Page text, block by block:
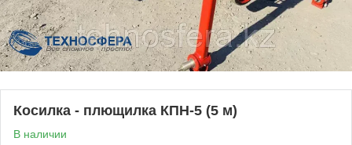
Косилка - плющилка КПН-5 (5 м)
В наличии